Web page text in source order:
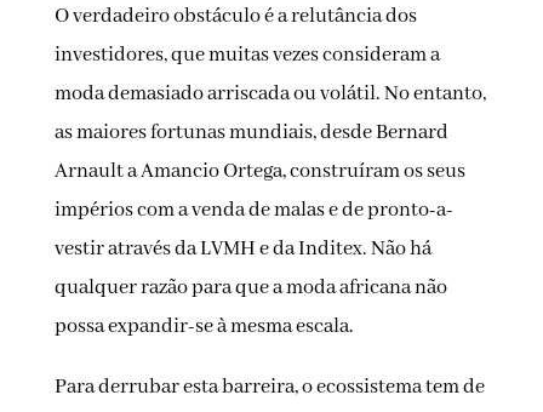
O verdadeiro obstáculo é a relutância dos
investidores, que muitas vezes consideram a
moda demasiado arriscada ou volátil. No entanto,
as maiores fortunas mundiais, desde Bernard
Arnault a Amancio Ortega, construíram os seus
impérios com a venda de malas e de pronto-a-
vestir através da LVMH e da Inditex. Não há
qualquer razão para que a moda africana não
possa expandir-se à mesma escala.
Para derrubar esta barreira, o ecossistema tem de